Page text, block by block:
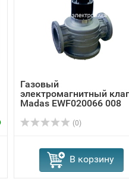
Газовый
электромагнитный
Madas EWF020066 008
(0)
В корзину